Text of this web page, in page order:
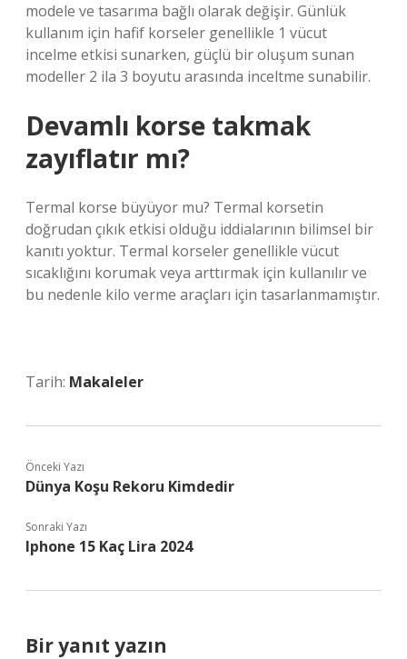
modele ve tasarıma bağlı olarak değişir. Günlük
kullanım için hafif korseler genellikle 1 vücut
incelme etkisi sunarken, güçlü bir oluşum sunan
modeller 2 ila 3 boyutu arasında inceltme sunabilir.
Devamlı korse takmak
zayıflatır mı?
Termal korse büyüyor mu? Termal korsetin
doğrudan çıkık etkisi olduğu iddialarının bilimsel bir
kanıtı yoktur. Termal korseler genellikle vücut
sıcaklığını korumak veya arttırmak için kullanılır ve
bu nedenle kilo verme araçları için tasarlanmamıştır.
Tarih: Makaleler
Önceki Yazı
Dünya Koşu Rekoru Kimdedir
Sonraki Yazı
Iphone 15 Kaç Lira 2024
Bir yanıt yazın